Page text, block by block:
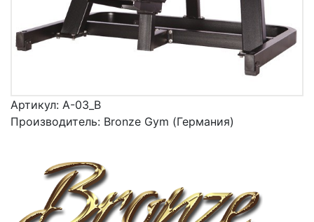
Артикул: A-03_B
Производитель: Bronze Gym (Германия)